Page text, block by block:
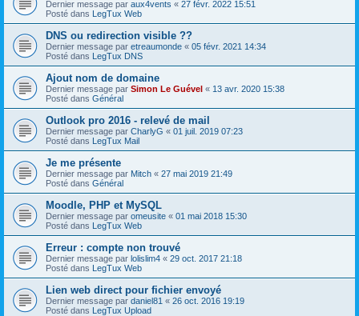
Dernier message par aux4vents « 27 févr. 2022 15:51
Posté dans LegTux Web
DNS ou redirection visible ??
Dernier message par etreaumonde « 05 févr. 2021 14:34
Posté dans LegTux DNS
Ajout nom de domaine
Dernier message par Simon Le Guével « 13 avr. 2020 15:38
Posté dans Général
Outlook pro 2016 - relevé de mail
Dernier message par CharlyG « 01 juil. 2019 07:23
Posté dans LegTux Mail
Je me présente
Dernier message par Mitch « 27 mai 2019 21:49
Posté dans Général
Moodle, PHP et MySQL
Dernier message par omeusite « 01 mai 2018 15:30
Posté dans LegTux Web
Erreur : compte non trouvé
Dernier message par lolislim4 « 29 oct. 2017 21:18
Posté dans LegTux Web
Lien web direct pour fichier envoyé
Dernier message par daniel81 « 26 oct. 2016 19:19
Posté dans LegTux Upload